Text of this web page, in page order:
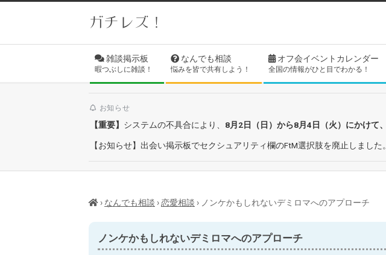
ガチレズ！
Navigation
Menu
雑談掲示板
暇つぶしに雑談！
なんでも相談
悩みを皆で共有しよう！
オフ会イベントカレンダー
全国の情報がひと目でわかる！
お知らせ
【重要】 システムの不具合により、 8月2日（日）から8月4日（火）にかけて
【お知らせ】出会い掲示板でセクシュアリティ欄のFtM選択肢を廃止しまし
› なんでも相談 ›恋愛相談 › ノンケかもしれないデミロマへのアプローチ
ノンケかもしれないデミロマへのアプローチ